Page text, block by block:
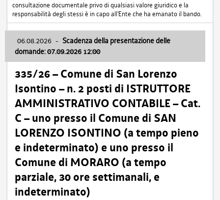
consultazione documentale privo di qualsiasi valore giuridico e la
responsabilità degli stessi è in capo all'Ente che ha emanato il bando.
06.08.2026 - Scadenza della presentazione delle
domande: 07.09.2026 12:00
335/26 – Comune di San Lorenzo
Isontino – n. 2 posti di ISTRUTTORE
AMMINISTRATIVO CONTABILE – Cat.
C – uno presso il Comune di SAN
LORENZO ISONTINO (a tempo pieno
e indeterminato) e uno presso il
Comune di MORARO (a tempo
parziale, 30 ore settimanali, e
indeterminato)